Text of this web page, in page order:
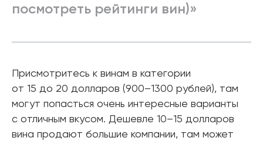
посмотреть рейтинги вин)»
Присмотритесь к винам в категории
от 15 до 20 долларов (900–1300 рублей), там
могут попасться очень интересные варианты
с отличным вкусом. Дешевле 10–15 долларов
вина продают большие компании, там может